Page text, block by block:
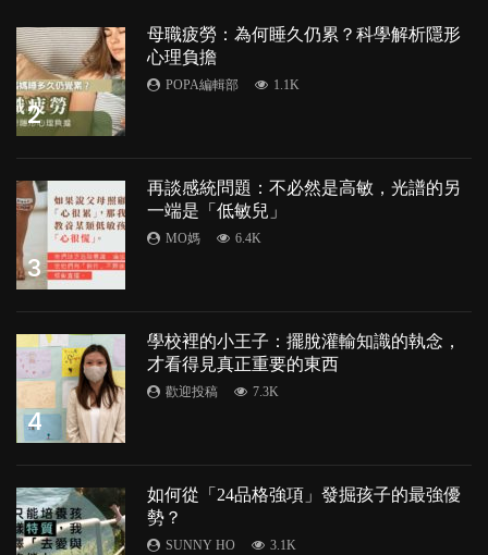
2
母職疲勞：為何睡久仍累？科學解析隱形
心理負擔
POPA編輯部 1.1K
3
再談感統問題：不必然是高敏，光譜的另
一端是「低敏兒」
MO媽 6.4K
4
學校裡的小王子：擺脫灌輸知識的執念，
才看得見真正重要的東西
歡迎投稿 7.3K
如何從「24品格強項」發掘孩子的最強優
勢？
SUNNY HO 3.1K